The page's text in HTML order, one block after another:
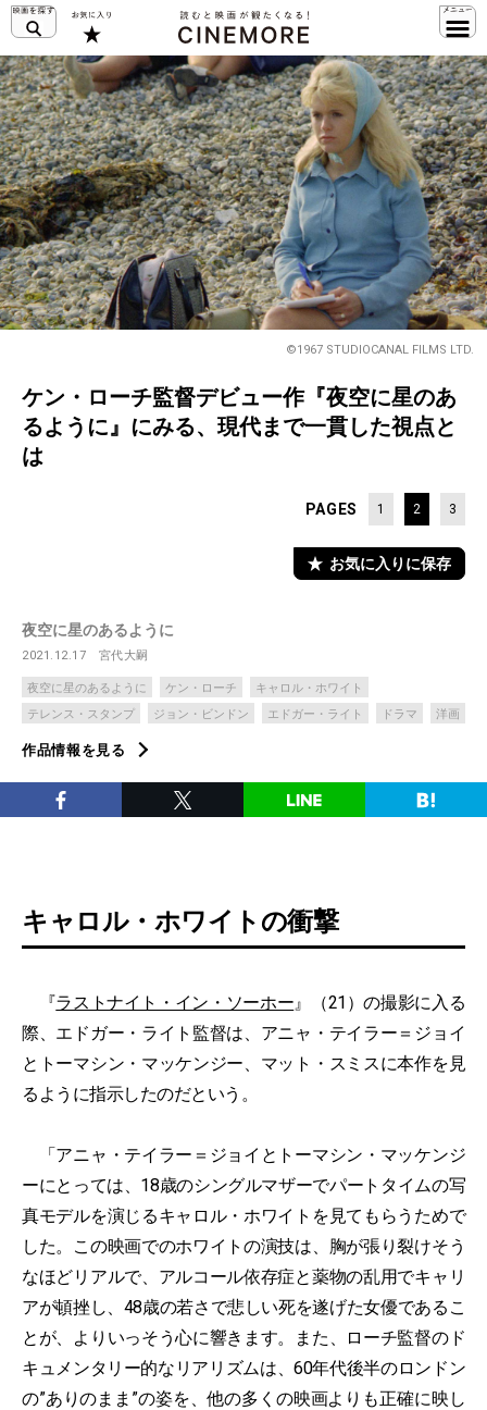
©1967 STUDIOCANAL FILMS LTD.
ケン・ローチ監督デビュー作『夜空に星のあ
るように』にみる、現代まで一貫した視点と
は
PAGES 1 2 3
お気に入りに保存
夜空に星のあるように
2021.12.17 宮代大嗣
夜空に星のあるように ケン・ローチ
キャロル・ホワイト
テレンス・スタンプ
ジョン・ビンドン エドガー・ライト ドラマ 洋画
作品情報を見る
キャロル・ホワイトの衝撃
『ラストナイト・イン・ソーホー』（21）の撮影に入る
際、エドガー・ライト監督は、アニャ・テイラー＝ジョイ
とトーマシン・マッケンジー、マット・スミスに本作を見
るように指示したのだという。
「アニャ・テイラー＝ジョイとトーマシン・マッケンジ
ーにとっては、18歳のシングルマザーでパートタイムの写
真モデルを演じるキャロル・ホワイトを見てもらうためで
した。この映画でのホワイトの演技は、胸が張り裂けそう
なほどリアルで、アルコール依存症と薬物の乱用でキャリ
アが頓挫し、48歳の若さで悲しい死を遂げた女優であるこ
とが、よりいっそう心に響きます。また、ローチ監督のド
キュメンタリー的なリアリズムは、60年代後半のロンドン
の”ありのまま”の姿を、他の多くの映画よりも正確に映し